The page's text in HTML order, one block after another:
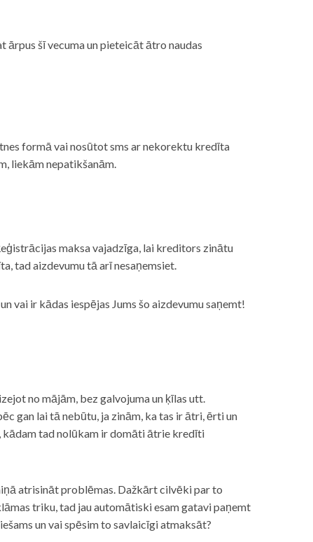
ārpus šī vecuma un pieteicāt ātro naudas
formā vai nosūtot sms ar nekorektu kredīta
liekām nepatikšanām.
maksa vajadzīga, lai kreditors zinātu
tad aizdevumu tā arī nesaņemsiet.
vai ir kādas iespējas Jums šo aizdevumu saņemt!
no mājām, bez galvojuma un ķīlas utt.
gan lai tā nebūtu, ja zinām, ka tas ir ātri, ērti un
kādam tad nolūkam ir domāti ātrie kredīti
atrisināt problēmas. Dažkārt cilvēki par to
triku, tad jau automātiski esam gatavi paņemt
un vai spēsim to savlaicīgi atmaksāt?